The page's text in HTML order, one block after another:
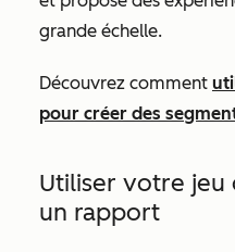
grande échelle.
Découvrez comment
pour créer des
Utiliser votre jeu
un rapport